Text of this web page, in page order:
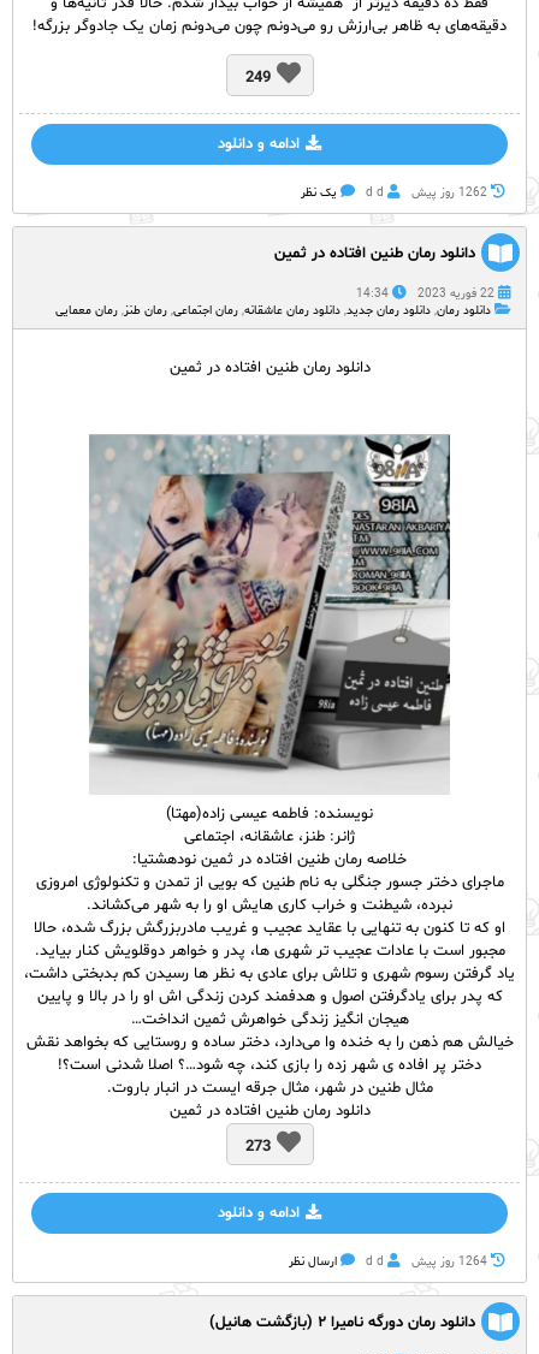
دقیقه‌های به ظاهر بی‌ارزش رو می‌دونم چون می‌دونم زمان یک جادوگر بزرگه!
249
ادامه و دانلود
1262 روز پيش d d یک نظر
دانلود رمان طنین افتاده در ثمین
22 فوریه 2023
14:34
دانلود رمان, دانلود رمان جدید, دانلود رمان عاشقانه, رمان اجتماعی, رمان طنز, رمان معمایی
دانلود رمان طنین افتاده در ثمین
نویسنده: فاطمه عیسی زاده(مهتا)
ژانر: طنز، عاشقانه، اجتماعی
خلاصه رمان طنین افتاده در ثمین نودهشتیا:
ماجرای دختر جسور جنگلی به نام طنین که بویی از تمدن و تکنولوژی امروزی
نبرده، شیطنت و خراب کاری هایش او را به شهر می‌کشاند.
او که تا کنون به تنهایی با عقاید عجیب و غریب مادربزرگش بزرگ شده، حالا
مجبور است با عادات عجیب تر شهری ها، پدر و خواهر دوقلویش کنار بیاید.
یاد گرفتن رسوم شهری و تلاش برای عادی به نظر ها رسیدن کم بدبختی داشت،
که پدر برای یادگرفتن اصول و هدفمند کردن زندگی اش او را در بالا و پایین
هیجان انگیز زندگی خواهرش ثمین انداخت…
خیالش هم ذهن را به خنده وا می‌دارد، دختر ساده و روستایی که بخواهد نقش
دختر پر افاده ی شهر زده را بازی کند، چه شود…؟ اصلا شدنی است؟!
مثال طنین در شهر، مثال جرقه ایست در انبار باروت.
دانلود رمان طنین افتاده در ثمین
273
ادامه و دانلود
1264 روز پيش d d ارسال نظر
دانلود رمان دورگه نامیرا ۲ (بازگشت هانیل)